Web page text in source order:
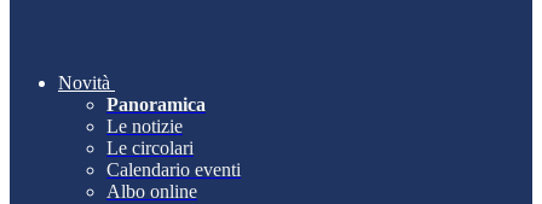
Novità
Panoramica
Le notizie
Le circolari
Calendario eventi
Albo online